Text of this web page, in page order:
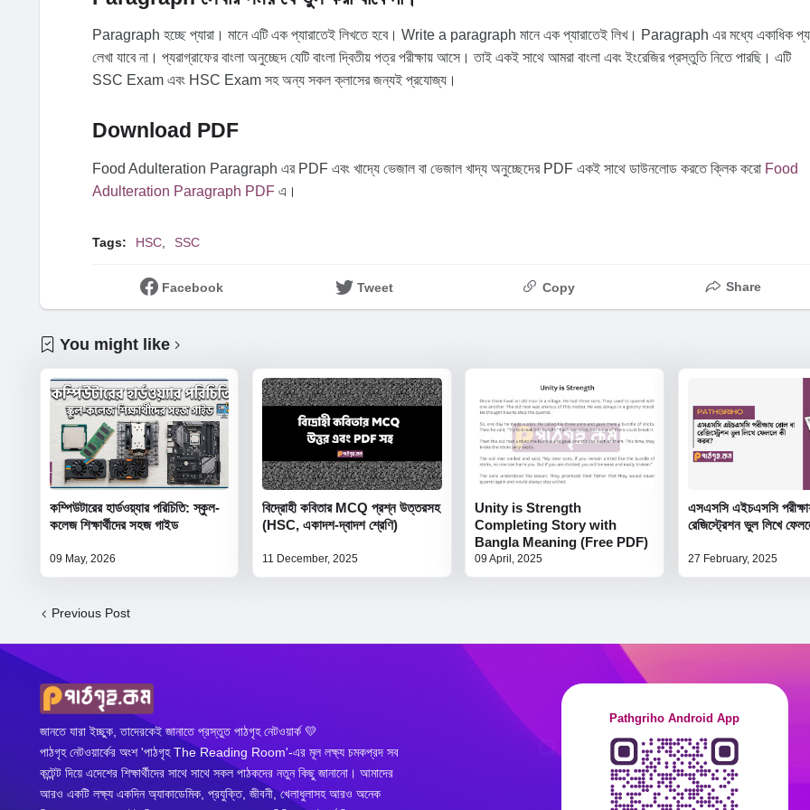
Paragraph হচ্ছে প্যারা। মানে এটি এক প্যারাতেই লিখতে হবে। Write a paragraph মানে এক প্যারাতেই লিখ। Paragraph এর মধ্যে একাধিক
লেখা যাবে না। প্যরাগ্রাফের বাংলা অনুচ্ছেদ যেটি বাংলা দ্বিতীয় পত্র পরীক্ষায় আসে। তাই একই সাথে আমরা বাংলা এবং ইংরেজির প্রস্তুতি নিতে পারছি। এটি
SSC Exam এবং HSC Exam সহ অন্য সকল ক্লাসের জন্যই প্রযোজ্য।
Download PDF
Food Adulteration Paragraph এর PDF এবং খাদ্যে ভেজাল বা ভেজাল খাদ্য অনুচ্ছেদের PDF একই সাথে ডাউনলোড করতে ক্লিক করো Food
Adulteration Paragraph PDFএ।
Tags: HSC SSC
Facebook Tweet Copy Share
You might like
কম্পিউটারের হার্ডওয়্যার পরিচিতি: স্কুল-
কলেজ শিক্ষার্থীদের সহজ গাইড
09 May, 2026
বিদ্রোহী কবিতার MCQ প্রশ্ন উত্তরসহ
(HSC, একাদশ-দ্বাদশ শ্রেণি)
11 December, 2025
Unity is Strength
Completing Story with
Bangla Meaning (Free PDF)
09 April, 2025
এসএসসি এইচএসসি
রেজিস্ট্রেশন ভুল লিখে
27 February, 2025
Previous Post
জানতে যারা ইচ্ছুক, তাদেরকেই জানাতে প্রস্তুত পাঠগৃহ নেটওয়ার্ক 💛
পাঠগৃহ নেটওয়ার্কের অংশ 'পাঠগৃহ The Reading Room'-এর মূল লক্ষ্য চমকপ্রদ সব
কন্টেন্ট দিয়ে এদেশের শিক্ষার্থীদের সাথে সাথে সকল পাঠকদের নতুন কিছু জানানো। আমাদের
আরও একটি লক্ষ্য একদিন অ্যাকাডেমিক, প্রযুক্তি, জীবনী, খেলাধুলাসহ আরও অনেক
Pathgriho Android App